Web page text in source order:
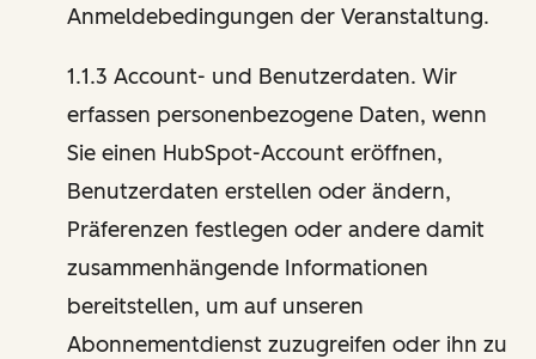
Anmeldebedingungen der Veranstaltung.
1.1.3 Account- und Benutzerdaten. Wir
erfassen personenbezogene Daten, wenn
Sie einen HubSpot-Account eröffnen,
Benutzerdaten erstellen oder ändern,
Präferenzen festlegen oder andere damit
zusammenhängende Informationen
bereitstellen, um auf unseren
Abonnementdienst zuzugreifen oder ihn zu